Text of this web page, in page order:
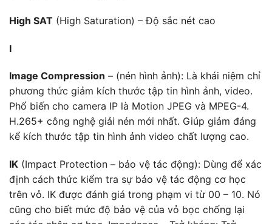
High SAT (High Saturation) – Độ sắc nét cao
I
Image Compression – (nén hình ảnh): Là khái niệm chỉ
phương thức giảm kích thước tập tin hình ảnh, video.
Phổ biến cho camera IP là Motion JPEG và MPEG-4.
H.265+ công nghệ giải nén mới nhất. Giúp giảm đáng
kể kích thước tập tin hình ảnh video chất lượng cao.
IK (Impact Protection – bảo vệ tác động): Dùng để xác
định cách thức kiểm tra sự bảo vệ tác động cơ học
trên vỏ. IK được đánh giá trong phạm vi từ 00 – 10. Nó
cũng cho biết mức độ bảo vệ của vỏ bọc chống lại